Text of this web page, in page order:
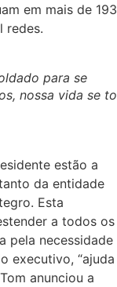
em mais de 193
redes.
para se
nossa vida se
estão a
da entidade
Esta
a todos os
pela necessidade
executivo, “ajuda
anunciou a